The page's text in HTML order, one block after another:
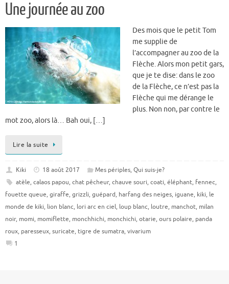
Une journée au zoo
Des mois que le petit Tom
me supplie de
l’accompagner au zoo de la
Flèche. Alors mon petit gars,
que je te dise: dans le zoo
de la Flèche, ce n’est pas la
Flèche qui me dérange le
plus. Non non, par contre le
mot zoo, alors là… Bah oui, […]
Lire la suite
Kiki 18 août 2017 Mes périples, Qui suis-je?
atèle, calaos papou, chat pêcheur, chauve souri, coati, éléphant, fennec,
fouette queue, giraffe, grizzli, guépard, harfang des neiges, iguane, kiki, le
monde de kiki, lion blanc, lori arc en ciel, loup blanc, loutre, manchot, milan
noir, momi, momiflette, monchhichi, monchichi, otarie, ours polaire, panda
roux, paresseux, suricate, tigre de sumatra, vivarium
1